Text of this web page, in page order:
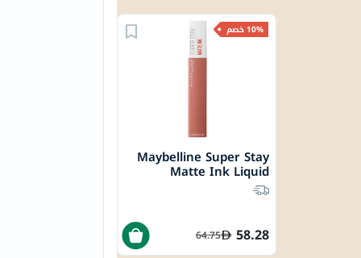
10% خصم
Maybelline Super Stay
Matte Ink Liquid
Lipstick 5ml -
Seductress/65
58.28
64.75